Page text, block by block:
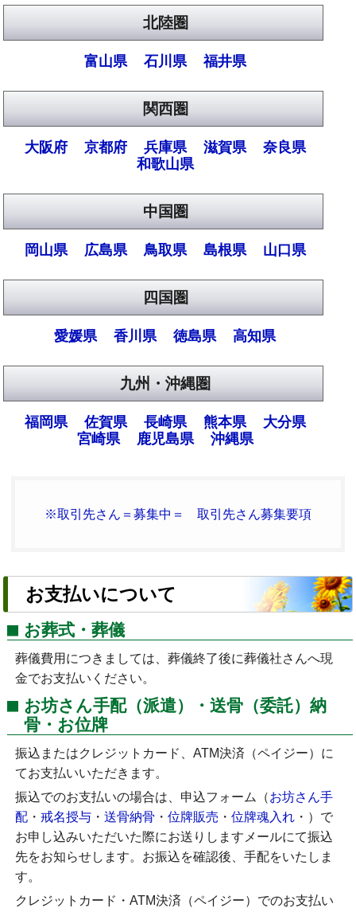
北陸圏
富山県 石川県 福井県
関西圏
大阪府 京都府 兵庫県 滋賀県
奈良県
和歌山県
中国圏
岡山県 広島県 鳥取県 島根県 山口県
四国圏
愛媛県 香川県 徳島県 高知県
九州・沖縄圏
福岡県 佐賀県 長崎県 熊本県
大分県
宮崎県
鹿児島県 沖縄県
※取引先さん＝募集中＝ 取引先さん募集要項
お支払いについて
お葬式・葬儀
葬儀費用につきましては、葬儀終了後に葬儀社さんへ現
金でお支払いください。
お坊さん手配（派遣）・送骨（委託）納
骨・お位牌
振込またはクレジットカード、ATM決済（ペイジー）に
てお支払いいただきます。
振込でのお支払いの場合は、申込フォーム（お坊さん手
配 ・戒名授与 ・送骨納骨 ・位牌販売 ・位牌魂入れ ・ ）で
お申し込みいただいた際にお送りしますメールにて振込
先をお知らせします。お振込を確認後、手配をいたしま
す。
クレジットカード・ATM決済（ペイジー）でのお支払い